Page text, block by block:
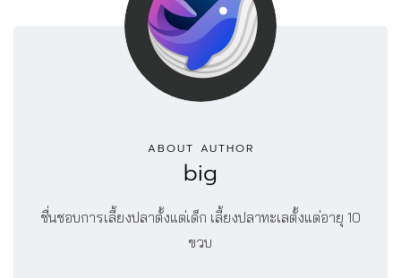
ABOUT AUTHOR
big
ชื่นชอบการเลี้ยงปลาตั้งแต่เด็ก เลี้ยงปลาทะเลตั้งแต่อายุ 10
ขวบ